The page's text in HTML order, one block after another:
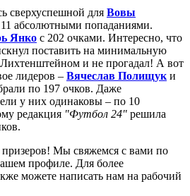
сверхуспешной для Вовы
11 абсолютными попаданиями.
Янко с 202 очками. Интересно, что
поставить на минимальную
и не прогадал! А вот
лидеров – Вячеслав Полищук и
по 197 очков. Даже
у них одинаковы – по 10
редакция "Футбол 24" решила
Мы свяжемся с вами по
профиле. Для более
можете написать нам на рабочий